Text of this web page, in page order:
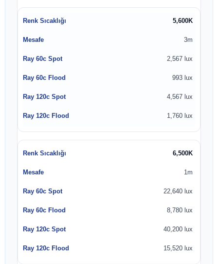
5,600K
3m
2,567 lux
993 lux
4,567 lux
1,760 lux
6,500K
1m
22,640 lux
8,780 lux
40,200 lux
15,520 lux